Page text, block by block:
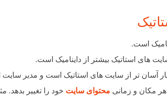
است.
های استاتیک بیشتر از داینامیک است.
آسان تر از سایت های استاتیک است و مدیر سایت
محتوای سایت خود را تغییر